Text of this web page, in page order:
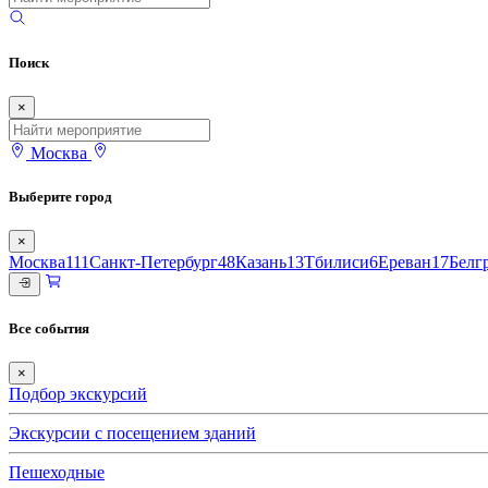
Поиск
×
Москва
Выберите город
×
Москва111Санкт-Петербург48Казань13Тбилиси6Ереван17
Все события
×
Подбор экскурсий
Экскурсии с посещением зданий
Пешеходные